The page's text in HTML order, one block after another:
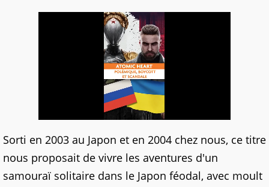
Sorti en 2003 au Japon et en 2004 chez nous, ce titre
nous proposait de vivre les aventures d'un
samouraï solitaire dans le Japon féodal, avec moult